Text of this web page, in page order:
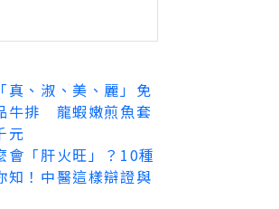
真、淑、美、麗」免
牛排 龍蝦嫩煎魚套
元
會「肝火旺」？10種
知！中醫這樣辯證與